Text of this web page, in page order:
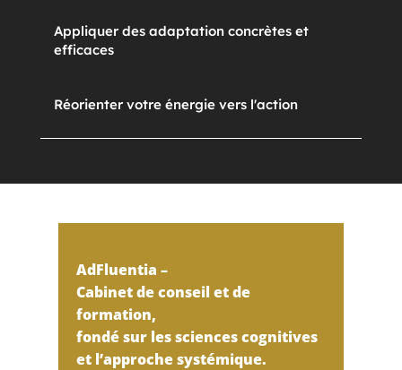
Appliquer des adaptation concrètes et
efficaces
Réorienter votre énergie vers l'action
AdFluentia –
Cabinet de conseil et de
formation,
fondé sur les sciences cognitives
et l’approche systémique.